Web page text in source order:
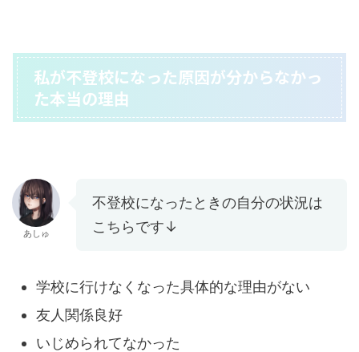
私が不登校になった原因が分からなかっ
た本当の理由
あしゅ
不登校になったときの自分の状況は
こちらです↓
学校に行けなくなった具体的な理由がない
友人関係良好
いじめられてなかった